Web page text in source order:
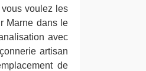
voulez les
Marne dans le
avec
artisan
de